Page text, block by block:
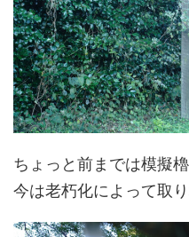
ちょっと前までは模擬
今は老朽化によって取り